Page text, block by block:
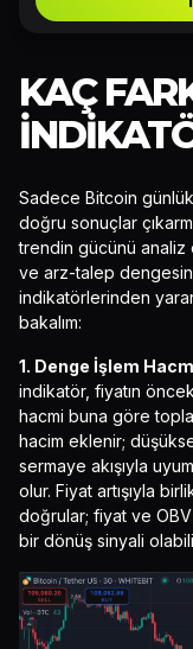
KAÇ
Sadece Bitcoin
doğru sonuçlar
trendin gücünü
ve arz-talep
indikatörlerinden
bakalım:
1. Denge İşlem
indikatör, fiyatın
hacmi buna göre
hacim eklenir;
sermaye akışıyla
olur. Fiyat artışıyla
doğrular; fiyat ve OBV
bir dönüş sinyali